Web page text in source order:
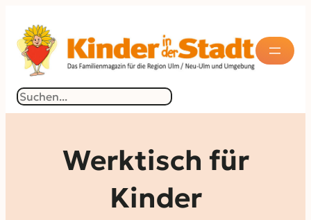
Inhalt
springen
Suchen
Werktisch für
Kinder